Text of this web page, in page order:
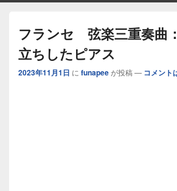
フランセ 弦楽三重奏曲
立ちしたピアス
2023年11月1日 に funapeeが投稿 — コメント